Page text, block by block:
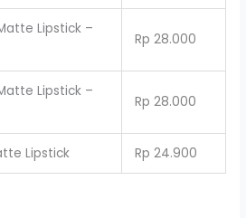
Lipstick –
Rp 28.000
Lipstick –
Rp 28.000
Lipstick Rp 24.900